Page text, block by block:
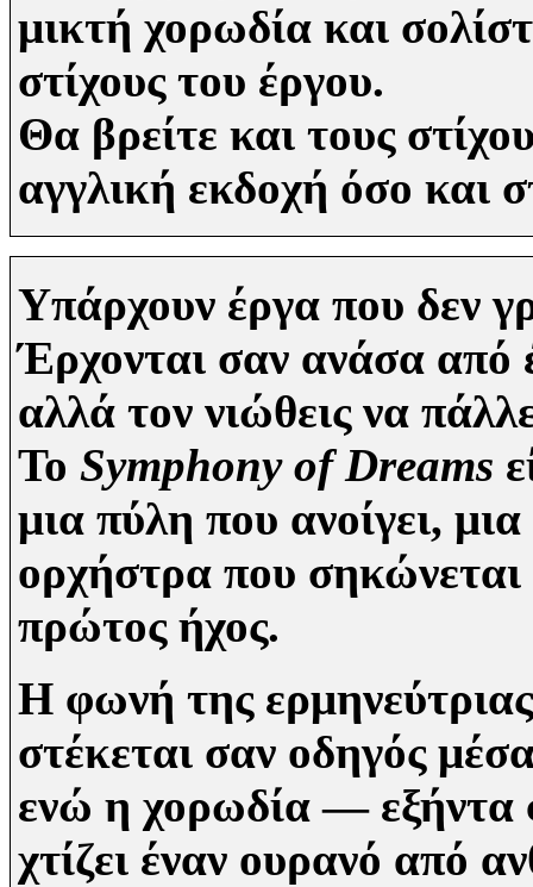
μικτή χορωδία και
στίχους του έργου.
Θα βρείτε και τους
αγγλική εκδοχή όσο και
Υπάρχουν έργα που δεν
Έρχονται σαν ανάσα από
αλλά τον νιώθεις να
Το Symphony of Dreams
μια πύλη που ανοίγει,
ορχήστρα που σηκώνεται
πρώτος ήχος.
Η φωνή της
στέκεται σαν οδηγός
ενώ η χορωδία — εξήντα
χτίζει έναν ουρανό από